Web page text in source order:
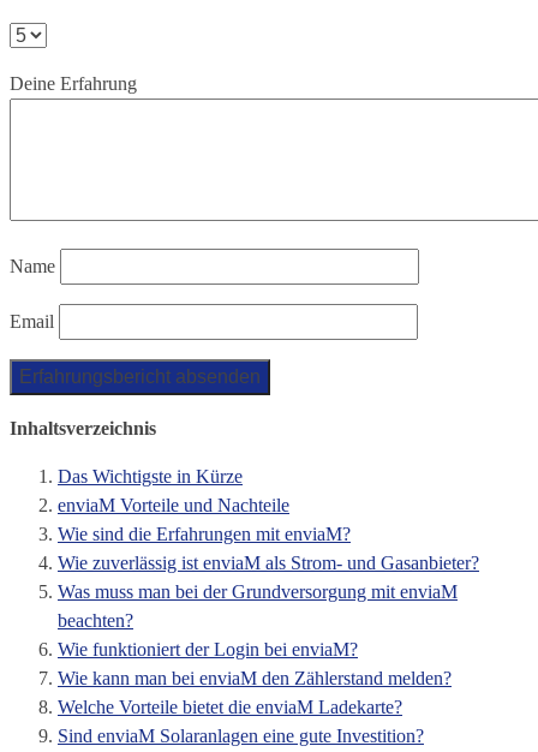
Deine Erfahrung
Name
Email
Inhaltsverzeichnis
Das Wichtigste in Kürze
enviaM Vorteile und Nachteile
Wie sind die Erfahrungen mit enviaM?
Wie zuverlässig ist enviaM als Strom- und Gasanbieter?
Was muss man bei der Grundversorgung mit enviaM
beachten?
Wie funktioniert der Login bei enviaM?
Wie kann man bei enviaM den Zählerstand melden?
Welche Vorteile bietet die enviaM Ladekarte?
Sind enviaM Solaranlagen eine gute Investition?